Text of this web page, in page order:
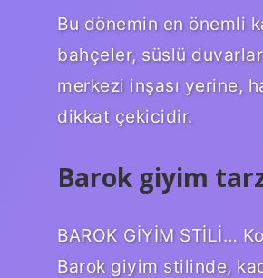
Bu dönemin en önemli
bahçeler, süslü
merkezi inşası yerine,
dikkat çekicidir.
Barok giyim
BAROK GİYİM STİLİ…
Barok giyim stilinde,